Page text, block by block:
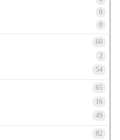
0
0
60
2
54
65
16
49
82